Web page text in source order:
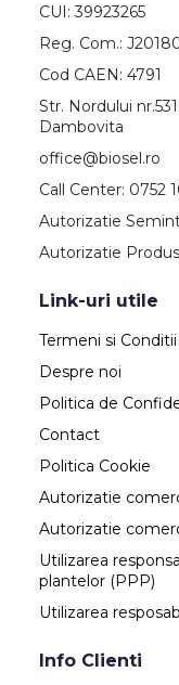
CUI: 39923265
Reg. Com.:
Cod CAEN: 4791
Str. Nordului
Dambovita
office@biosel.ro
Call Center: 0752
Autorizatie
Autorizatie
Link-uri utile
Termeni si Conditii
Despre noi
Politica de
Contact
Politica Cookie
Autorizatie
Autorizatie
Utilizarea
plantelor (PPP)
Utilizarea
Info Clienti